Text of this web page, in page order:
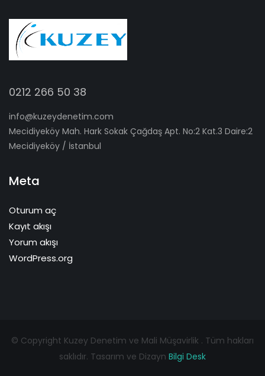
0212 266 50 38
info@kuzeydenetim.com
Mecidiyeköy Mah. Hark Sokak Çağdaş Apt. No:2 Kat.3 Daire:2
Mecidiyeköy / İstanbul
Meta
Oturum aç
Kayıt akışı
Yorum akışı
WordPress.org
© Copyright Kuzey Denetim ve Mali Müşavirlik . Tüm hakları
saklıdır. Tasarım ve Dizayn Bilgi Desk